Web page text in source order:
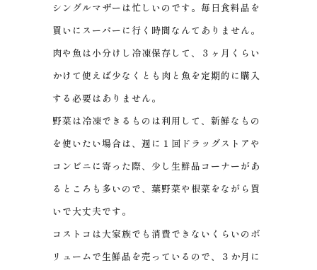
シングルマザーは忙しいのです。毎日食料品を
買いにスーパーに行く時間なんてありません。
肉や魚は小分けし冷凍保存して、３ヶ月くらい
かけて使えば少なくとも肉と魚を定期的に購入
する必要はありません。
野菜は冷凍できるものは利用して、新鮮なもの
を使いたい場合は、週に１回ドラッグストアや
コンビニに寄った際、少し生鮮品コーナーがあ
るところも多いので、葉野菜や根菜をながら買
いで大丈夫です。
コストコは大家族でも消費できないくらいのボ
リュームで生鮮品を売っているので、３か月に